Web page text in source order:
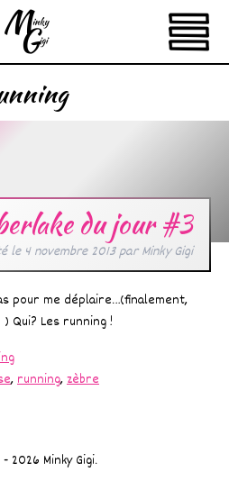
du jour #3
le 4 novembre 2013parMinky Gigi
pour me déplaire…(finalement,
Qui? Les running !
,running,zèbre
2026 Minky Gigi.